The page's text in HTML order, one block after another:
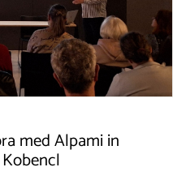
med Alpami in